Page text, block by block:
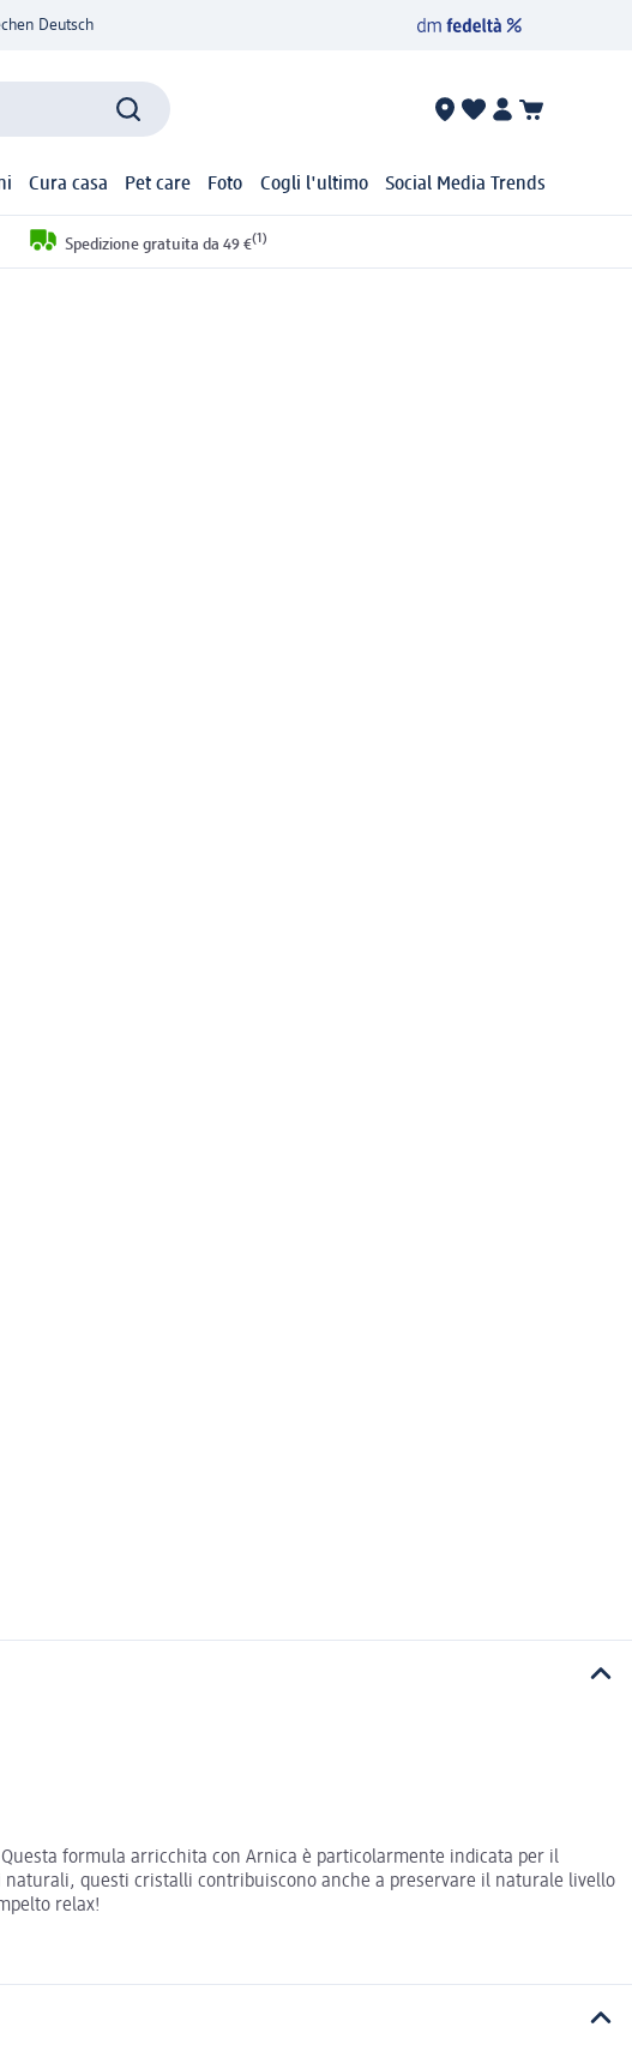
Deutsch
Cura casa Pet care Foto Cogli l'ultimo Social Media Trends
Spedizione gratuita da 49 €(1)
formula arricchita con Arnica è particolarmente indicata per il
questi cristalli contribuiscono anche a preservare il naturale livello
relax!